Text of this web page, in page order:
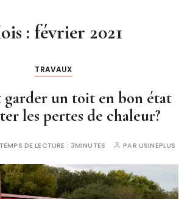
: février 2021
TRAVAUX
un toit en bon état
les pertes de chaleur?
TEMPS DE LECTURE : 3MINUTES PAR USINEPLUS